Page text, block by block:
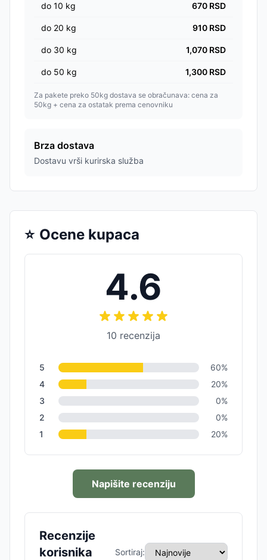
do 10 kg 670 RSD
do 20 kg 910 RSD
do 30 kg 1,070 RSD
do 50 kg 1,300 RSD
Za pakete preko 50kg dostava se obračunava: cena za
50kg + cena za ostatak prema cenovniku
Brza dostava
Dostavu vrši kurirska služba
⭐ Ocene kupaca
4.6
10 recenzija
5 60%
4
20%
3
0%
2
0%
1
20%
Napišite recenziju
Recenzije
korisnika
Sortiraj: